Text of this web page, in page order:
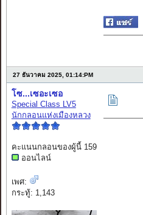
27 ธันวาคม 2025, 01:14:PM
โซ...เซอะเซอ
Special Class LV5
นักกลอนแห่งเมืองหลวง
คะแนนกลอนของผู้นี้ 159
ออนไลน์
เพศ:
กระทู้: 1,143